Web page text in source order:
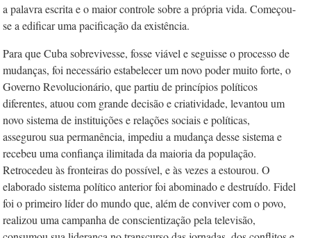
a palavra escrita e o maior controle sobre a própria vida. Começou-
se a edificar uma pacificação da existência.
Para que Cuba sobrevivesse, fosse viável e seguisse o processo de
mudanças, foi necessário estabelecer um novo poder muito forte, o
Governo Revolucionário, que partiu de princípios políticos
diferentes, atuou com grande decisão e criatividade, levantou um
novo sistema de instituições e relações sociais e políticas,
assegurou sua permanência, impediu a mudança desse sistema e
recebeu uma confiança ilimitada da maioria da população.
Retrocedeu às fronteiras do possível, e às vezes a estourou. O
elaborado sistema político anterior foi abominado e destruído. Fidel
foi o primeiro líder do mundo que, além de conviver com o povo,
realizou uma campanha de conscientização pela televisão,